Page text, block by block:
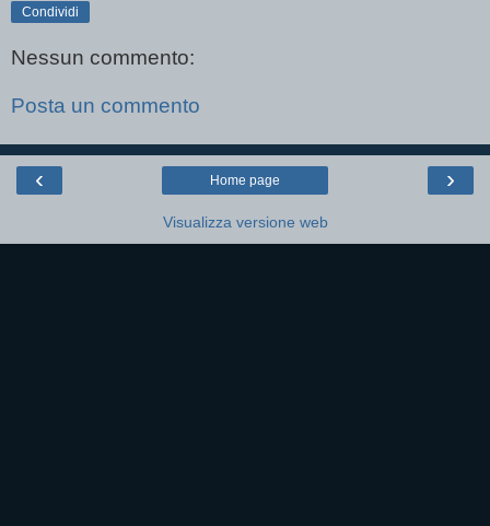
Condividi
Nessun commento:
Posta un commento
‹ ›
Home page
Visualizza versione web